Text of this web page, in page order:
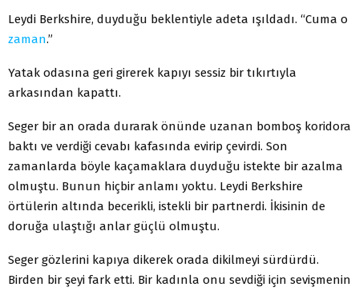
Leydi Berkshire, duyduğu beklentiyle adeta ışıldadı. “Cuma o
zaman.”
Yatak odasına geri girerek kapıyı sessiz bir tıkırtıyla
arkasından kapattı.
Seger bir an orada durarak önünde uzanan bomboş koridora
baktı ve verdiği cevabı kafasında evirip çevirdi. Son
zamanlarda böyle kaçamaklara duyduğu istekte bir azalma
olmuştu. Bunun hiçbir anlamı yoktu. Leydi Berkshire
örtülerin altında becerikli, istekli bir partnerdi. İkisinin de
doruğa ulaştığı anlar güçlü olmuştu.
Seger gözlerini kapıya dikerek orada dikilmeyi sürdürdü.
Birden bir şeyi fark etti. Bir kadınla onu sevdiği için sevişmenin